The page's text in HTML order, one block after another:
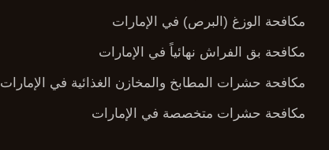
مكافحة الوزغ (البرص) في الإمارات
مكافحة بق الفراش نهائياً في الإمارات
مكافحة حشرات المطابخ والمخازن الغذائية في الإمارات
مكافحة حشرات متخصصة في الإمارات